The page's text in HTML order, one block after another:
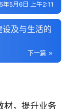
年5月6日 上午2:11
及与生活的
下一篇
材，提升业务